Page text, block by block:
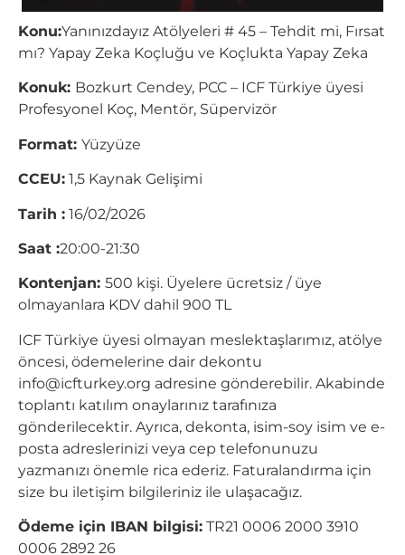
Konu:Yanınızdayız Atölyeleri # 45 – Tehdit mi, Fırsat
mı? Yapay Zeka Koçluğu ve Koçlukta Yapay Zeka
Konuk: Bozkurt Cendey, PCC – ICF Türkiye üyesi
Profesyonel Koç, Mentör, Süpervizör
Format: Yüzyüze
CCEU: 1,5 Kaynak Gelişimi
Tarih : 16/02/2026
Saat :20:00-21:30
Kontenjan: 500 kişi. Üyelere ücretsiz / üye
olmayanlara KDV dahil 900 TL
ICF Türkiye üyesi olmayan meslektaşlarımız, atölye
öncesi, ödemelerine dair dekontu
info@icfturkey.org adresine gönderebilir. Akabinde
toplantı katılım onaylarınız tarafınıza
gönderilecektir. Ayrıca, dekonta, isim-soy isim ve e-
posta adreslerinizi veya cep telefonunuzu
yazmanızı önemle rica ederiz. Faturalandırma için
size bu iletişim bilgileriniz ile ulaşacağız.
Ödeme için IBAN bilgisi: TR21 0006 2000 3910
0006 2892 26